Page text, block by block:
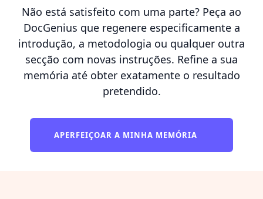
Não está satisfeito com uma parte? Peça ao
DocGenius que regenere especificamente a
introdução, a metodologia ou qualquer outra
secção com novas instruções. Refine a sua
memória até obter exatamente o resultado
pretendido.
APERFEIÇOAR A MINHA MEMÓRIA